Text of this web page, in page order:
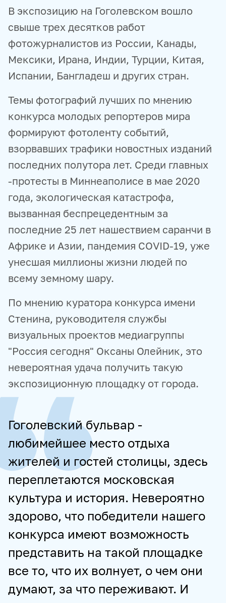
В экспозицию на Гоголевском вошло
свыше трех десятков работ
фотожурналистов из России, Канады,
Мексики, Ирана, Индии, Турции, Китая,
Испании, Бангладеш и других стран.
Темы фотографий лучших по мнению
конкурса молодых репортеров мира
формируют фотоленту событий,
взорвавших трафики новостных изданий
последних полутора лет. Среди главных
-протесты в Миннеаполисе в мае 2020
года, экологическая катастрофа,
вызванная беспрецедентным за
последние 25 лет нашествием саранчи в
Африке и Азии, пандемия COVID-19, уже
унесшая миллионы жизни людей по
всему земному шару.
По мнению куратора конкурса имени
Стенина, руководителя службы
визуальных проектов медиагруппы
"Россия сегодня" Оксаны Олейник, это
невероятная удача получить такую
экспозиционную площадку от города.
Гоголевский бульвар -
любимейшее место отдыха
жителей и гостей столицы, здесь
переплетаются московская
культура и история. Невероятно
здорово, что победители нашего
конкурса имеют возможность
представить на такой площадке
все то, что их волнует, о чем они
думают, за что переживают. И